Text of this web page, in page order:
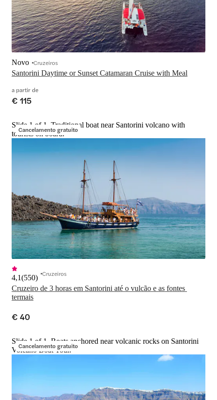
Santorini Daytime or Sunset Catamaran Cruise with Meal
Novo Cruzeiros
a partir de
€ 115
Cancelamento gratuito
Slide 1 of 1, Traditional boat near Santorini volcano with
tourists on board.
Cruzeiro de 3 horas em Santorini até o vulcão e as fontes
termais
4,1(550) Cruzeiros
€ 40
Cancelamento gratuito
Slide 1 of 1, Boats anchored near volcanic rocks on Santorini
Volcano Boat Tour.